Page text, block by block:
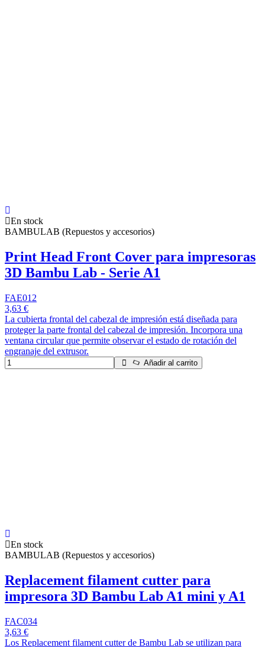
En stock
BAMBULAB (Repuestos y accesorios)
Print Head Front Cover para impresoras
3D Bambu Lab - Serie A1
FAE012
3,63 €
La cubierta frontal del cabezal de impresión está diseñada para
proteger la parte frontal del cabezal de impresión. Incorpora una
ventana circular que permite observar el estado de rotación del
engranaje del extrusor.
Añadir al carrito
En stock
BAMBULAB (Repuestos y accesorios)
Replacement filament cutter para
impresora 3D Bambu Lab A1 mini y A1
FAC034
3,63 €
Los Replacement filament cutter de Bambu Lab se utilizan para